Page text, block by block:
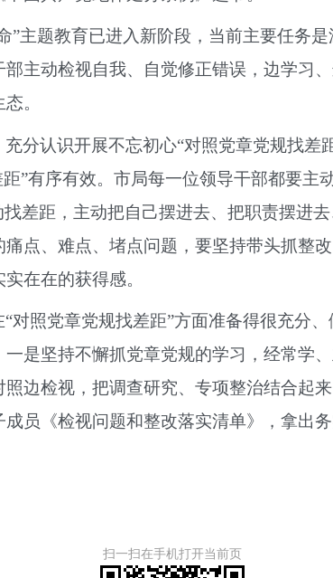
”主题教育已进入新阶段，当前主要任务
主动检视自我、自觉修正错误，边学习
态。
分认识开展不忘初心“对照党章党规找差
”有序有效。市局每一位领导干部都要主
差距，主动把自己摆进去、把职责摆进
点、难点、堵点问题，要坚持带头抓整
在在的获得感。
对照党章党规找差距”方面准备得很充分
是坚持不懈抓党章党规的学习，经常学
边检视，把调查研究、专项整治结合起
员《检视问题和整改落实清单》，拿出
扫一扫在手机打开当前页